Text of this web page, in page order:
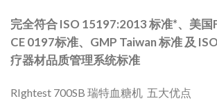
完全符合 ISO 15197:2013 标准*、美国
CE 0197标准、GMP Taiwan 标准 及
疗器材品质管理系统标准
RIghtest 700SB 瑞特血糖机 五大优点